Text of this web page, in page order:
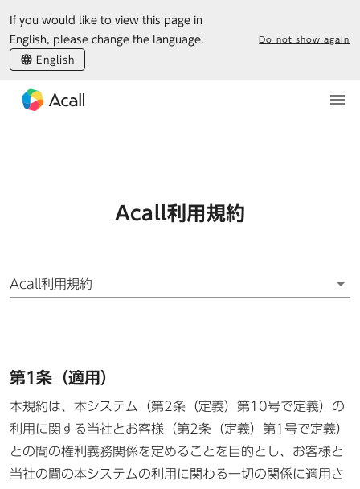
If you would like to view this page in
English, please change the language.
English
Do not show again
ホーム
Acall利用規約
Acall利用規約
第1条（適用）
本規約は、本システム（第2条（定義）第10号で定義）の
利用に関する当社とお客様（第2条（定義）第1号で定義）
との間の権利義務関係を定めることを目的とし、お客様と
当社の間の本システムの利用に関わる一切の関係に適用さ